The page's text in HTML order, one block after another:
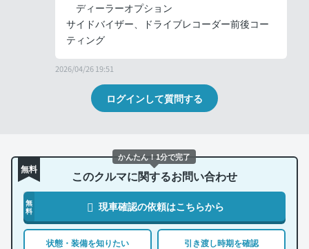
ディーラーオプション
サイドバイザー、ドライブレコーダー前後コー
ティング
2026/04/26 19:51
ログインして質問する
無料 このクルマに関するお問い合わせ
無
料
現車確認の依頼はこちらから
状態・装備を知りたい 引き渡し時期を確認
かんたん！1分で完了